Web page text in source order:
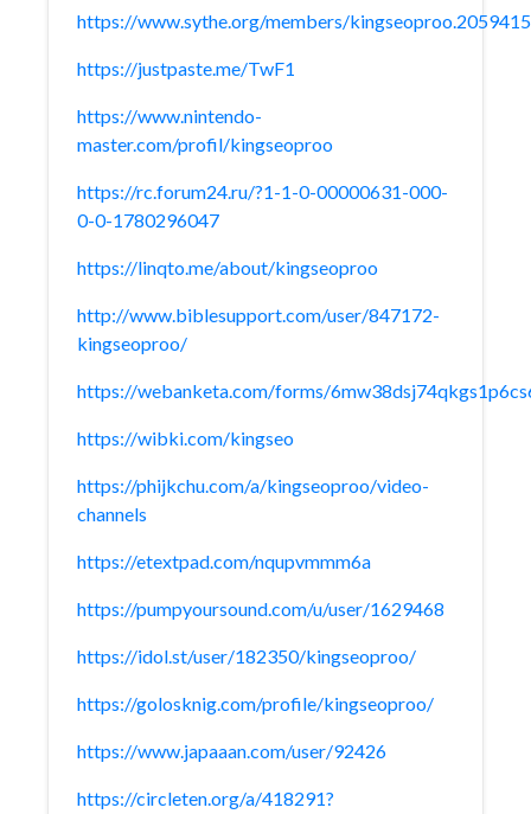
https://www.sythe.org/members/
https://justpaste.me/TwF1
https://www.nintendo-
master.com/profil/kingseoproo
https://rc.forum24.ru/?1-1-0-00000631-000-
0-0-1780296047
https://linqto.me/about/kingseoproo
http://www.biblesupport.com/user/847172-
kingseoproo/
https://webanketa.com/forms/
https://wibki.com/kingseo
https://phijkchu.com/a/kingseoproo/video-
channels
https://etextpad.com/nqupvmmm6a
https://pumpyoursound.com/u/user/1629468
https://idol.st/user/182350/kingseoproo/
https://golosknig.com/profile/kingseoproo/
https://www.japaaan.com/user/92426
https://circleten.org/a/418291?